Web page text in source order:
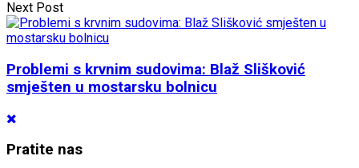
Next Post
Problemi s krvnim sudovima: Blaž Slišković
smješten u mostarsku bolnicu
Pratite nas